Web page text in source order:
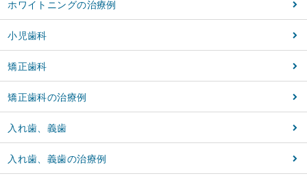
ホワイトニングの治療例
小児歯科
矯正歯科
矯正歯科の治療例
入れ歯、義歯
入れ歯、義歯の治療例